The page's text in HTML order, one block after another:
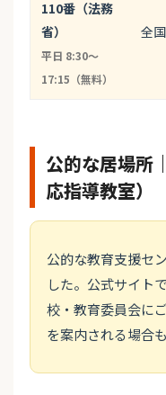
110番（法務
省）
平日 8:30〜
17:15（無料）
全
公的な居場所
応指導教室）
公的な教育支援セ
した。公式サイト
校・教育委員会に
を案内される場合